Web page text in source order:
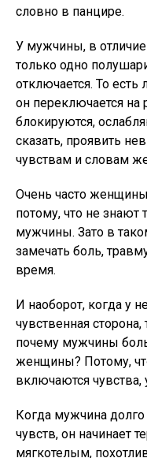
словно в панцире.
У мужчины, в
только одно
отключается. То есть
он переключается на
блокируются,
сказать, проявить
чувствам и словам
Очень часто
потому, что не знают
мужчины. Зато в
замечать боль,
время.
И наоборот, когда у
чувственная
почему мужчины
женщины? Потому,
включаются чувства,
Когда мужчина
чувств, он начинает
мягкотелым,